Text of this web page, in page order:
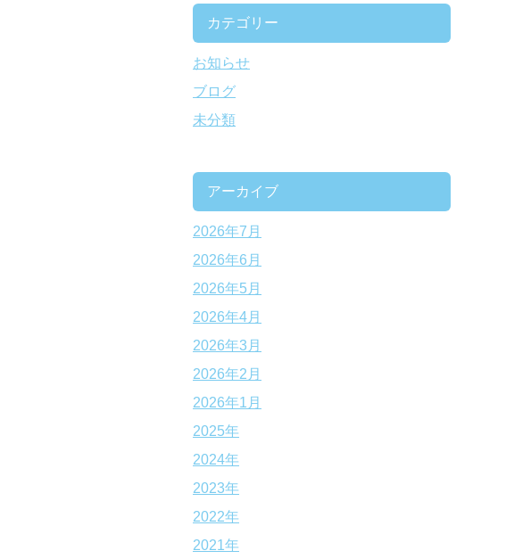
カテゴリー
お知らせ
ブログ
未分類
アーカイブ
2026年7月
2026年6月
2026年5月
2026年4月
2026年3月
2026年2月
2026年1月
2025年
2024年
2023年
2022年
2021年